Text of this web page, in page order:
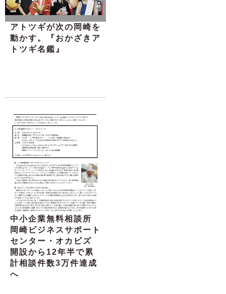
アトツギが次の岡崎を
動かす。『おかざきア
トツギ名鑑』
中小企業無料相談所
岡崎ビジネスサポート
センター・オカビズ
開設から12年半で累
計相談件数3万件達成
へ